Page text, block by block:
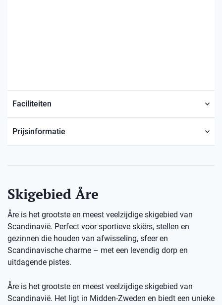
Faciliteiten
Prijsinformatie
Skigebied Åre
Åre is het grootste en meest veelzijdige skigebied van
Scandinavië. Perfect voor sportieve skiërs, stellen en
gezinnen die houden van afwisseling, sfeer en
Scandinavische charme – met een levendig dorp en
uitdagende pistes.
Åre is het grootste en meest veelzijdige skigebied van
Scandinavië. Het ligt in Midden-Zweden en biedt een unieke